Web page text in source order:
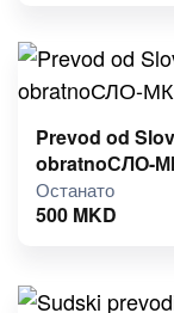
Prevod od
obratnoСЛО-
Останато
500 MKD